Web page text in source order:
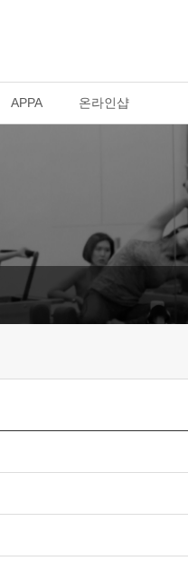
APPA 온라인샵